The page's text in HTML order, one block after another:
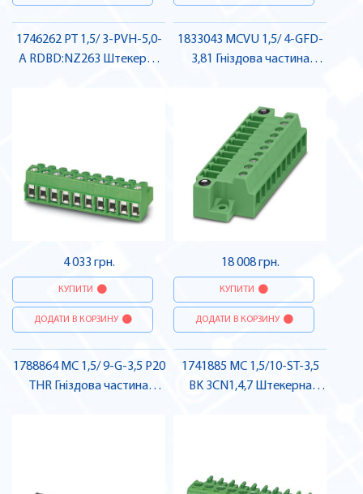
1746262 PT 1,5/ 3-PVH-5,0-
A RDBD:NZ263 Штекерна
4 033 грн.
КУПИТИ
ДОДАТИ В КОРЗИНУ
1833043 MCVU 1,5/ 4-GFD-
3,81 Гніздова частина
18 008 грн.
КУПИТИ
ДОДАТИ В КОРЗИНУ
1788864 MC 1,5/ 9-G-3,5 P20
THR Гніздова частина
1741885 MC 1,5/10-ST-3,5
BK 3CN1,4,7 Штекерна